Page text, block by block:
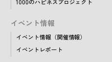
イベント情報
イベント情報（開催情報）
イベントレポート